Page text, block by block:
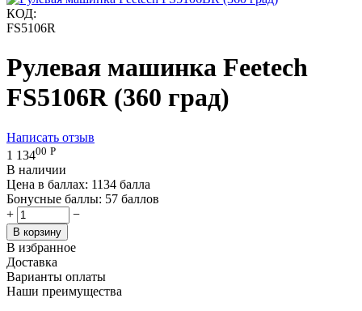
КОД:
FS5106R
Рулевая машинка Feetech
FS5106R (360 град)
Написать отзыв
1 13400 Р
В наличии
Цена в баллах: 1134 балла
Бонусные баллы: 57 баллов
+
−
В корзину
В избранное
Доставка
Варианты оплаты
Наши преимущества